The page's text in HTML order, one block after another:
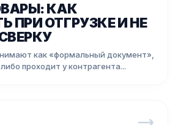
КАК
ПРИ ОТГРУЗКЕ И НЕ
как «формальный документ»,
проходит у контрагента...